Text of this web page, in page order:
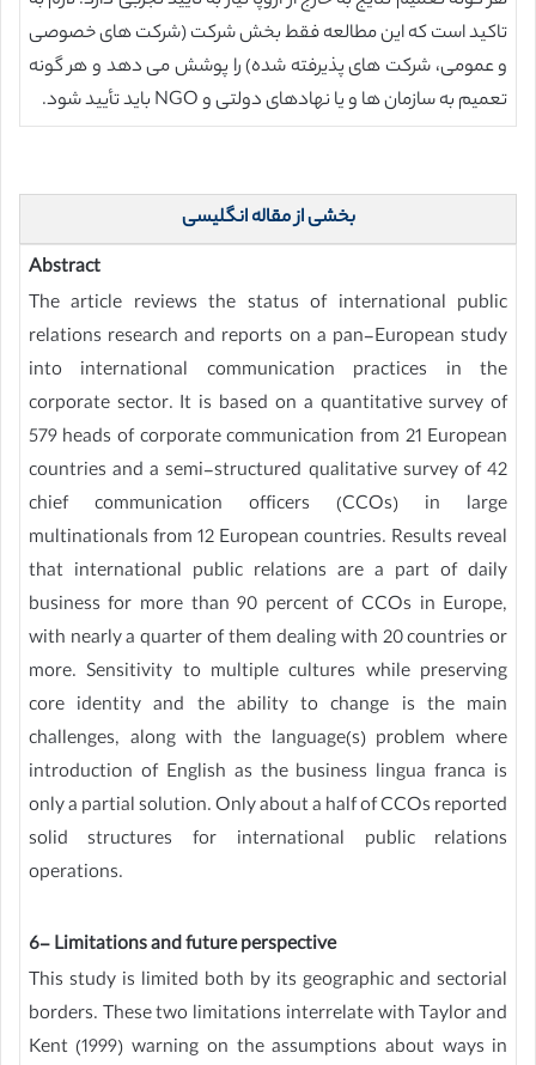
تاکید است که این مطالعه فقط بخش شرکت (شرکت های خصوصی
و عمومی، شرکت های پذیرفته شده) را پوشش می دهد و هر گونه
تعمیم به سازمان ها و یا نهادهای دولتی و NGO باید تأیید شود.
بخشی از مقاله انگلیسی
Abstract
The article reviews the status of international public
relations research and reports on a pan-European study
into international communication practices in the
corporate sector. It is based on a quantitative survey of
579 heads of corporate communication from 21 European
countries and a semi-structured qualitative survey of 42
chief communication officers (CCOs) in large
multinationals from 12 European countries. Results reveal
that international public relations are a part of daily
business for more than 90 percent of CCOs in Europe,
with nearly a quarter of them dealing with 20 countries or
more. Sensitivity to multiple cultures while preserving
core identity and the ability to change is the main
challenges, along with the language(s) problem where
introduction of English as the business lingua franca is
only a partial solution. Only about a half of CCOs reported
solid structures for international public relations
operations.
6- Limitations and future perspective
This study is limited both by its geographic and sectorial
borders. These two limitations interrelate with Taylor and
Kent (1999) warning on the assumptions about ways in